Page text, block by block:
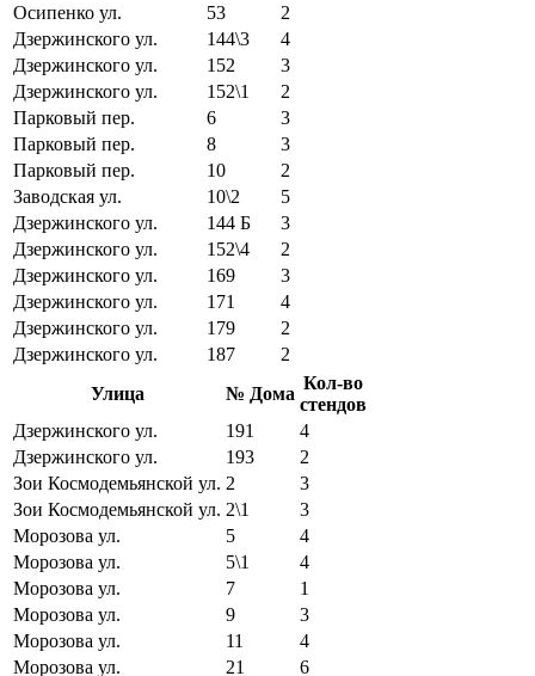
Осипенко ул.
53
2
Дзержинского ул.
144\3
4
Дзержинского ул.
152
3
Дзержинского ул.
152\1
2
Парковый пер.
6
3
Парковый пер.
8
3
Парковый пер.
10
2
Заводская ул.
10\2
5
Дзержинского ул.
144 Б
3
Дзержинского ул.
152\4
2
Дзержинского ул.
169
3
Дзержинского ул.
171
4
Дзержинского ул.
179
2
Дзержинского ул.
187
2
Улица
№ Дома
Кол-во
стендов
Дзержинского ул.
191
4
Дзержинского ул.
193
2
Зои Космодемьянской ул. 2
3
Зои Космодемьянской ул. 2\1
3
Морозова ул.
5
4
Морозова ул.
5\1
4
Морозова ул.
7
1
Морозова ул.
9
3
Морозова ул.
11
4
Морозова ул.
21
6